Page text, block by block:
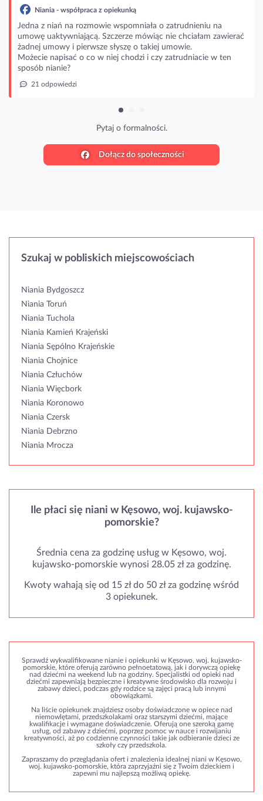
Niania - współpraca z opiekunką
Jedna z niań na rozmowie wspomniała o zatrudnieniu na
umowę uaktywniającą. Szczerze mówiąc nie chciałam zawierać
żadnej umowy i pierwsze słyszę o takiej umowie.
Możecie napisać o co w niej chodzi i czy zatrudniacie w ten
sposób nianie?
21 odpowiedzi
Pytaj o formalności.
Dołącz do społeczności
Szukaj w pobliskich miejscowościach
Niania Bydgoszcz
Niania Toruń
Niania Tuchola
Niania Kamień Krajeński
Niania Sępólno Krajeńskie
Niania Chojnice
Niania Człuchów
Niania Więcbork
Niania Koronowo
Niania Czersk
Niania Debrzno
Niania Mrocza
Ile płaci się niani w Kęsowo, woj. kujawsko-
pomorskie?
Średnia cena za godzinę usług w Kęsowo, woj.
kujawsko-pomorskie wynosi 28.05 zł za godzinę.
Kwoty wahają się od 15 zł do 50 zł za godzinę wśród
3 opiekunek.
Sprawdź wykwalifikowane nianie i opiekunki w Kęsowo, woj. kujawsko-
pomorskie, które oferują zarówno pełnoetatową, jak i dorywczą opiekę
nad dziećmi na weekend lub na godziny. Specjalistki od opieki nad
dziećmi zapewniają bezpieczne i kreatywne środowisko dla rozwoju i
zabawy dzieci, podczas gdy rodzice są zajęci pracą lub innymi
obowiązkami.
Na liście opiekunek znajdziesz osoby doświadczone w opiece nad
niemowlętami, przedszkolakami oraz starszymi dziećmi, mające
kwalifikacje i wymagane doświadczenie. Oferują one szeroką gamę
usług, od zabawy z dziećmi, poprzez pomoc w nauce i rozwijaniu
kreatywności, aż po codzienne czynności takie jak odbieranie dzieci ze
szkoły czy przedszkola.
Zapraszamy do przeglądania ofert i znalezienia idealnej niani w Kęsowo,
woj. kujawsko-pomorskie, która zaprzyjaźni się z Twoim dzieckiem i
zapewni mu najlepszą możliwą opiekę.